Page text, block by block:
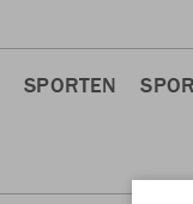
SPORTEN